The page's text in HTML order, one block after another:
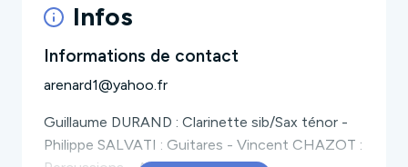
Infos
Informations de contact
arenard1@yahoo.fr
Guillaume DURAND : Clarinette sib/Sax ténor -
Philippe SALVATI : Guitares - Vincent CHAZOT :